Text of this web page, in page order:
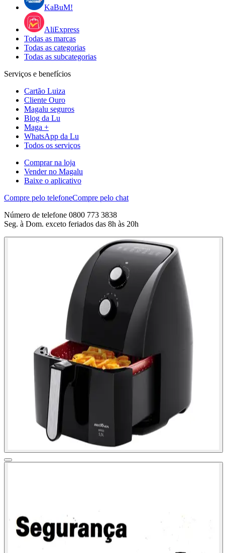
KaBuM!
AliExpress
Todas as marcas
Todas as categorias
Todas as subcategorias
Serviços e benefícios
Cartão Luiza
Cliente Ouro
Magalu seguros
Blog da Lu
Maga +
WhatsApp da Lu
Todos os serviços
Comprar na loja
Vender no Magalu
Baixe o aplicativo
Compre pelo telefoneCompre pelo chat
Número de telefone 0800 773 3838
Seg. à Dom. exceto feriados das 8h às 20h